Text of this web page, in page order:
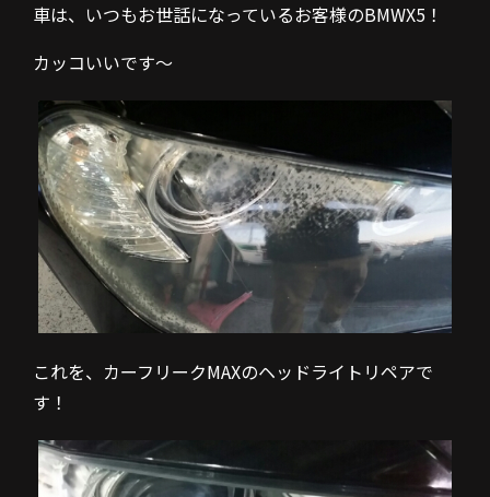
車は、いつもお世話になっているお客様のBMWX5！
カッコいいです～
これを、カーフリークMAXのヘッドライトリペアで
す！